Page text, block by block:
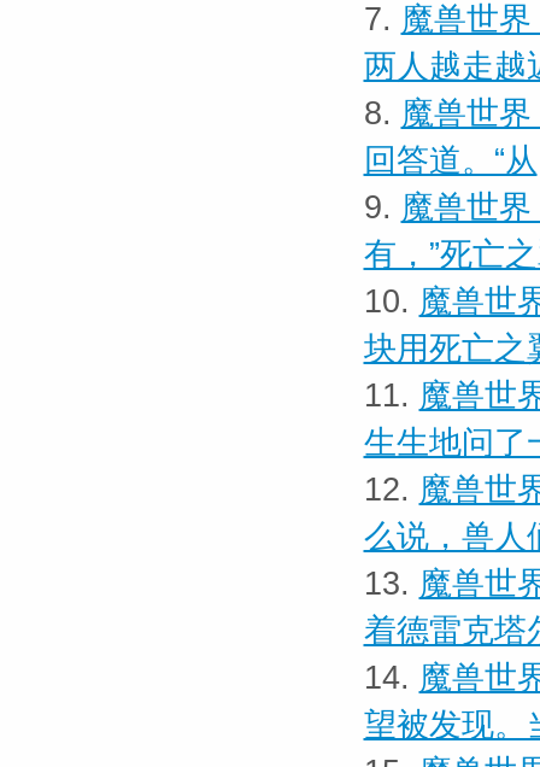
7. 魔兽世
两人越走越
8. 魔兽世
回答道。“从
9. 魔兽世
有，”死亡
10. 魔兽世
块用死亡之
11. 魔兽世
生生地问了
12. 魔兽世
么说，兽人
13. 魔兽世
着德雷克塔
14. 魔兽世
望被发现。